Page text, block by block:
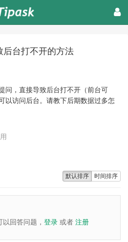
台打不开的方法
问，直接导致后台打不开（前台可
以访问后台。请教下后期数据过多怎
默认排序 时间排序
回答问题， 登录 或者 注册